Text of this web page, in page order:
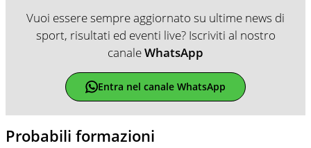
Vuoi essere sempre aggiornato su ultime news di
sport, risultati ed eventi live? Iscriviti al nostro
canaleWhatsApp
Entra nel canale WhatsApp
Probabili formazioni